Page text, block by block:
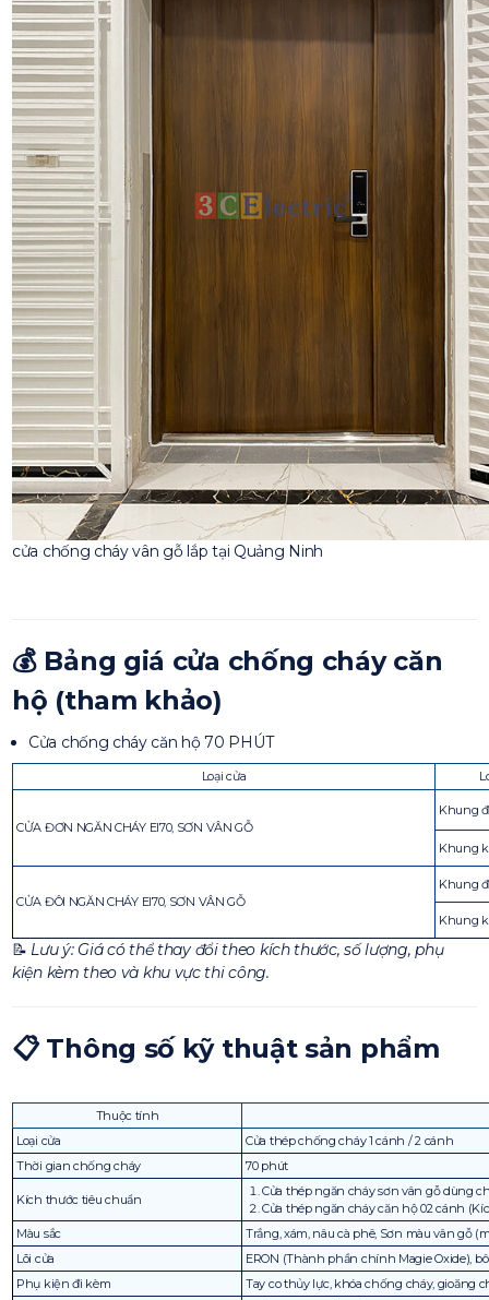
cửa chống cháy vân gỗ lắp tại Quảng Ninh
💰 Bảng giá cửa chống cháy căn
hộ (tham khảo)
Cửa chống cháy căn hộ 70 PHÚT
Loại cửa
CỬA ĐƠN NGĂN CHÁY EI70, SƠN VÂN GỖ
Khung
Khung
CỬA ĐÔI NGĂN CHÁY EI70, SƠN VÂN GỖ
Khung
Khung
📝 Lưu ý: Giá có thể thay đổi theo kích thước, số lượng, phụ
kiện kèm theo và khu vực thi công.
📋 Thông số kỹ thuật sản phẩm
Thuộc tính
Loại cửa
Cửa thép chống cháy 1 cánh / 2 cánh
Thời gian chống cháy
70 phút
Kích thước tiêu chuẩn
Cửa thép ngăn cháy sơn vân gỗ dùng
Cửa thép ngăn cháy căn hộ 02 cánh
Màu sắc
Trắng, xám, nâu cà phê, Sơn màu vân gỗ
Lõi cửa
ERON (Thành phần chính Magie Oxide),
Phụ kiện đi kèm
Tay co thủy lực, khóa chống cháy, gioăng